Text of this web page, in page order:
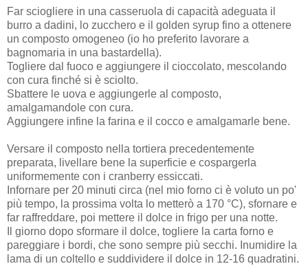
Far sciogliere in una casseruola di capacità adeguata il
burro a dadini, lo zucchero e il golden syrup fino a ottenere
un composto omogeneo (io ho preferito lavorare a
bagnomaria in una bastardella).
Togliere dal fuoco e aggiungere il cioccolato, mescolando
con cura finché si è sciolto.
Sbattere le uova e aggiungerle al composto,
amalgamandole con cura.
Aggiungere infine la farina e il cocco e amalgamarle bene.
Versare il composto nella tortiera precedentemente
preparata, livellare bene la superficie e cospargerla
uniformemente con i cranberry essiccati.
Infornare per 20 minuti circa (nel mio forno ci è voluto un po'
più tempo, la prossima volta lo metterò a 170 °C), sfornare e
far raffreddare, poi mettere il dolce in frigo per una notte.
Il giorno dopo sformare il dolce, togliere la carta forno e
pareggiare i bordi, che sono sempre più secchi. Inumidire la
lama di un coltello e suddividere il dolce in 12-16 quadratini.